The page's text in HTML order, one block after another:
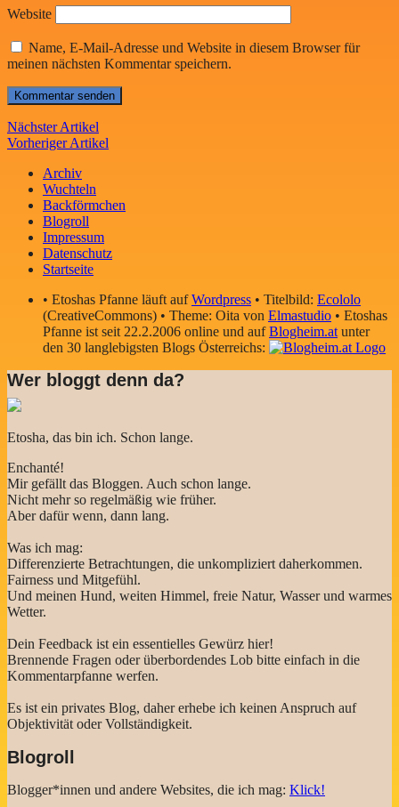
Website
Name, E-Mail-Adresse und Website in diesem Browser für
meinen nächsten Kommentar speichern.
Nächster Artikel
Vorheriger Artikel
Archiv
Wuchteln
Backförmchen
Blogroll
Impressum
Datenschutz
Startseite
• Etoshas Pfanne läuft aufWordpress • Titelbild: Ecololo
(CreativeCommons) • Theme: Oita von Elmastudio • Etoshas
Pfanne ist seit 22.2.2006 online und aufBlogheim.at unter
den 30 langlebigsten Blogs Österreichs:
Wer bloggt denn da?
Etosha, das bin ich. Schon lange.
Enchanté!
Mir gefällt das Bloggen. Auch schon lange.
Nicht mehr so regelmäßig wie früher.
Aber dafür wenn, dann lang.
Was ich mag:
Differenzierte Betrachtungen, die unkompliziert daherkommen.
Fairness und Mitgefühl.
Und meinen Hund, weiten Himmel, freie Natur, Wasser und warmes
Wetter.
Dein Feedback ist ein essentielles Gewürz hier!
Brennende Fragen oder überbordendes Lob bitte einfach in die
Kommentarpfanne werfen.
Es ist ein privates Blog, daher erhebe ich keinen Anspruch auf
Objektivität oder Vollständigkeit.
Blogroll
Blogger*innen und andere Websites, die ich mag: Klick!